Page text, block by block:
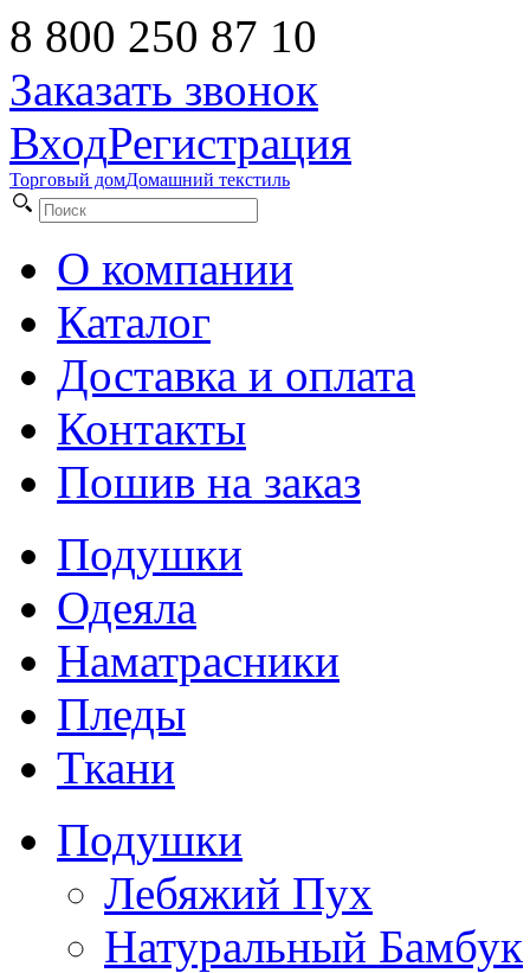
8 800 250 87 10
Заказать звонок
ВходРегистрация
Торговый домДомашний текстиль
О компании
Каталог
Доставка и оплата
Контакты
Пошив на заказ
Подушки
Одеяла
Наматрасники
Пледы
Ткани
Подушки
Лебяжий Пух
Натуральный Бамбук